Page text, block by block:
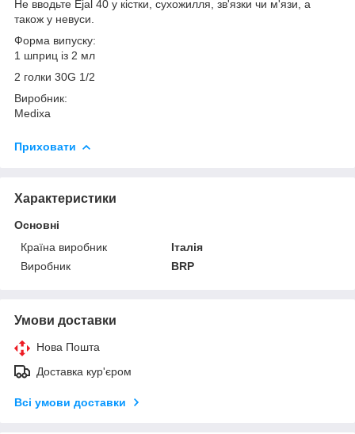
Не вводьте Ejal 40 у кістки, сухожилля, зв'язки чи м'язи, а
також у невуси.
Форма випуску:
1 шприц із 2 мл
2 голки 30G 1/2
Виробник:
Medixa
Приховати
Характеристики
Основні
Країна виробник
Італія
Виробник
BRP
Умови доставки
Нова Пошта
Доставка кур'єром
Всі умови доставки